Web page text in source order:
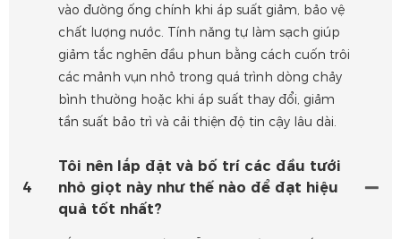
vào đường ống chính khi áp suất giảm, bảo vệ
chất lượng nước. Tính năng tự làm sạch giúp
giảm tắc nghẽn đầu phun bằng cách cuốn trôi
các mảnh vụn nhỏ trong quá trình dòng chảy
bình thường hoặc khi áp suất thay đổi, giảm
tần suất bảo trì và cải thiện độ tin cậy lâu dài.
4
Tôi nên lắp đặt và bố trí các đầu tưới
nhỏ giọt này như thế nào để đạt hiệu
quả tốt nhất?